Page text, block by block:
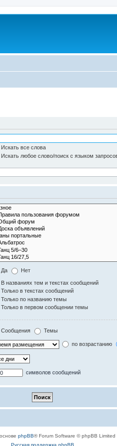
Искать все слова
Искать любое слово/поиск с языком
Да Нет
В названиях тем и текстах сообщений
Только в текстах сообщений
Только по названию темы
Только в первом сообщении темы
Сообщения Темы
по возрастанию
символов сообщений
phpBB® Forum Software © phpBB Limited
Русская поддержка phpBB